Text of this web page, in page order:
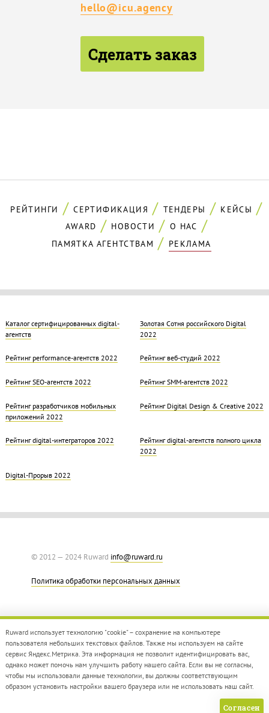
hello@icu.agency
Сделать заказ
РЕЙТИНГИ СЕРТИФИКАЦИЯ ТЕНДЕРЫ
КЕЙСЫ
AWARD
НОВОСТИ
О НАС
ПАМЯТКА АГЕНТСТВАМ
РЕКЛАМА
Каталог сертифицированных digital-
агентств
Золотая Cотня российского Digital
2022
Рейтинг performance-агентств 2022 Рейтинг веб-студий 2022
Рейтинг SEO-агентств 2022 Рейтинг SMM-агентств 2022
Рейтинг разработчиков мобильных
приложений 2022
Рейтинг Digital Design & Creative 2022
Рейтинг digital-интеграторов 2022
Рейтинг digital-агентств полного цикла
2022
Digital-Прорыв 2022
© 2012 — 2024 Ruward info@ruward.ru
Политика обработки персональных данных
Дизайн –Red Collar
Создание сайта –Integrate
Ruward использует технологию "cookie" – сохранение на компьютере
пользователя небольших текстовых файлов. Также мы используем на сайте
сервис Яндекс.Метрика. Эта информация не позволит идентифицировать вас,
однако может помочь нам улучшить работу нашего сайта. Если вы не согласны,
чтобы мы использовали данные технологии, вы должны соответствующим
образом установить настройки вашего браузера или не использовать наш сайт.
Согласен